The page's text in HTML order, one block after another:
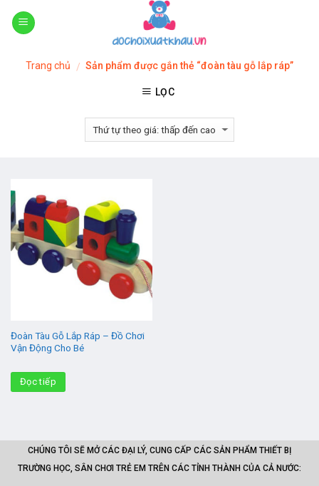
Skip
Trang chủ / Sản phẩm được gắn thẻ “đoàn tàu gỗ lắp ráp”
LỌC
Đoàn Tàu Gỗ Lắp Ráp – Đồ Chơi
Vận Động Cho Bé
Đọc tiếp
CHÚNG TÔI SẼ MỞ CÁC ĐẠI LÝ, CUNG CẤP CÁC SẢN PHẨM THIẾT BỊ
TRƯỜNG HỌC, SÂN CHƠI TRẺ EM TRÊN CÁC TỈNH THÀNH CỦA CẢ NƯỚC: